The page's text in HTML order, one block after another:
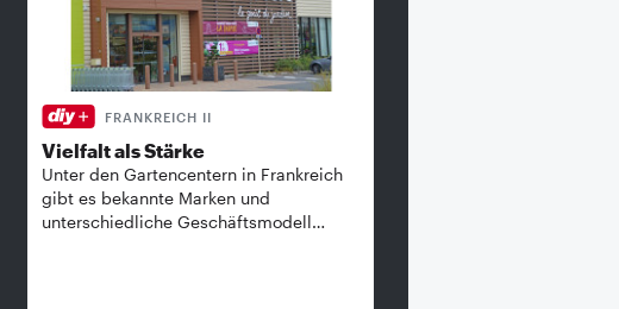
FRANKREICH II
Vielfalt als Stärke
Unter den Gartencentern in Frankreich
gibt es bekannte ­Marken und
unterschiedliche Geschäftsmodell…